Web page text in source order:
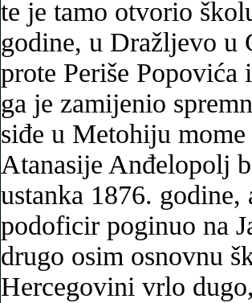
te je tamo otvorio
godine, u Dražljevo u
prote Periše
ga je zamijenio
siđe u Metohiju
Atanasije Anđelopolj
ustanka 1876.
podoficir poginuo na
drugo osim osnovnu
Hercegovini vrlo